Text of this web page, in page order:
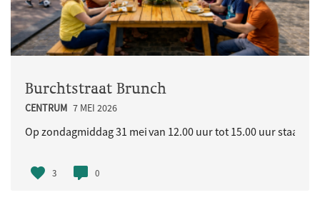
Burchtstraat Brunch
CENTRUM 7 MEI 2026
Op zondagmiddag 31 mei van 12.00 uur tot 15.00 uur staat in
3 0